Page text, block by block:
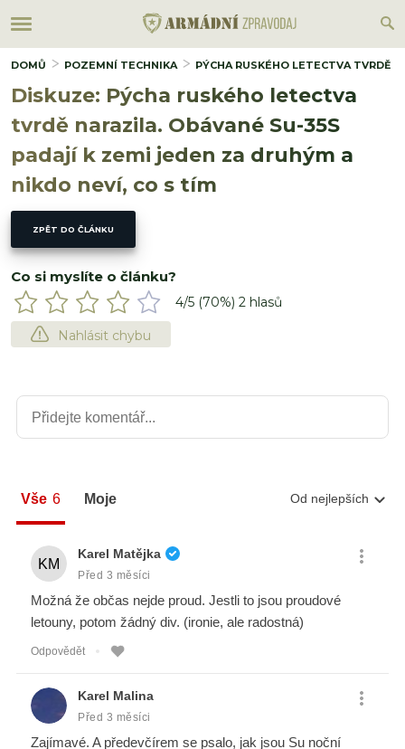
DOMŮ POZEMNÍ TECHNIKA PÝCHA RUSKÉHO LETECTVA TVRDĚ
Diskuze: Pýcha ruského letectva
tvrdě narazila. Obávané Su-35S
padají k zemi jeden za druhým a
nikdo neví, co s tím
ZPĚT DO ČLÁNKU
Co si myslíte o článku?
4/5 (70%) 2 hlasů
Nahlásit chybu